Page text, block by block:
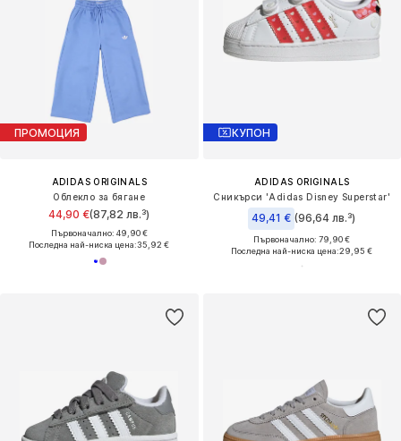
ПРОМОЦИЯ
ADIDAS ORIGINALS
Облекло за бягане
44,90 €(87,82 лв.³)
Първоначално: 49,90 €
Последна най-ниска цена:35,92 €
КУПОН
ADIDAS ORIGINALS
Сникърси 'Adidas Disney Superstar'
49,41 € (96,64 лв.³)
Първоначално: 79,90 €
Последна най-ниска цена:29,95 €